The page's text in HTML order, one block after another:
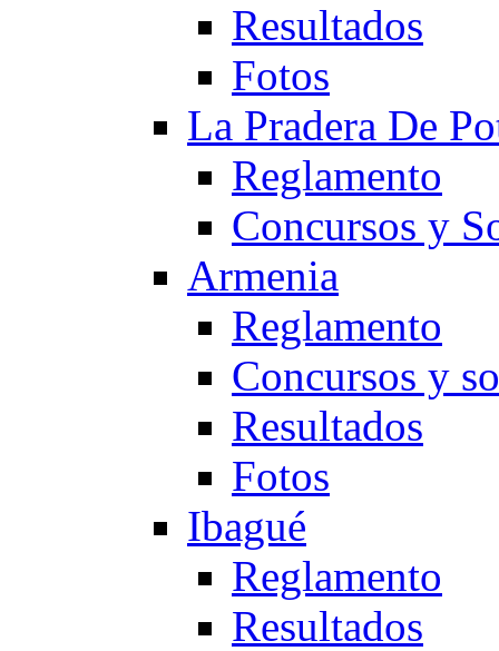
Resultados
Fotos
La Pradera De
Reglamento
Concursos y
Armenia
Reglamento
Concursos y
Resultados
Fotos
Ibagué
Reglamento
Resultados